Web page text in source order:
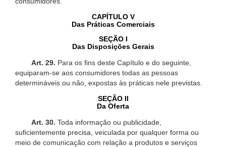
CAPÍTULO V
Das Práticas Comerciais
SEÇÃO I
Das Disposições Gerais
Art. 29. Para os fins deste Capítulo e do seguinte,
equiparam-se aos consumidores todas as pessoas
determináveis ou não, expostas às práticas nele previstas.
SEÇÃO II
Da Oferta
Art. 30. Toda informação ou publicidade,
suficientemente precisa, veiculada por qualquer forma ou
meio de comunicação com relação a produtos e serviços